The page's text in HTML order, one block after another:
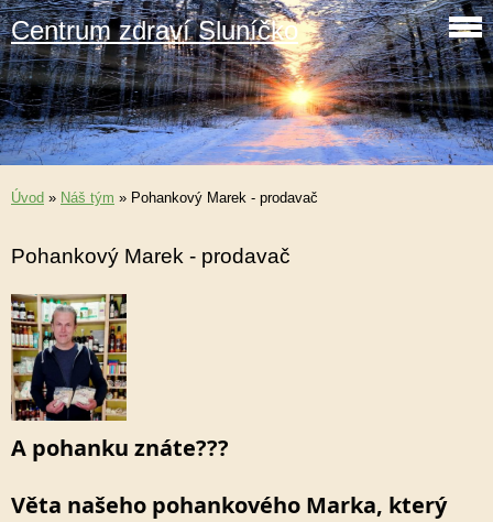
Centrum zdraví Sluníčko
Úvod » Náš tým » Pohankový Marek - prodavač
Pohankový Marek - prodavač
A pohanku znáte???
Věta našeho pohankového Marka, který